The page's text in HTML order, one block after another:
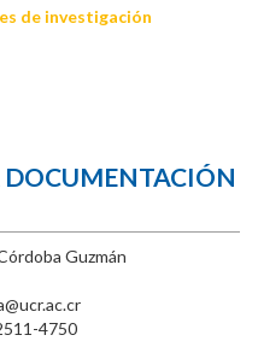
de investigación
Guzmán
4750